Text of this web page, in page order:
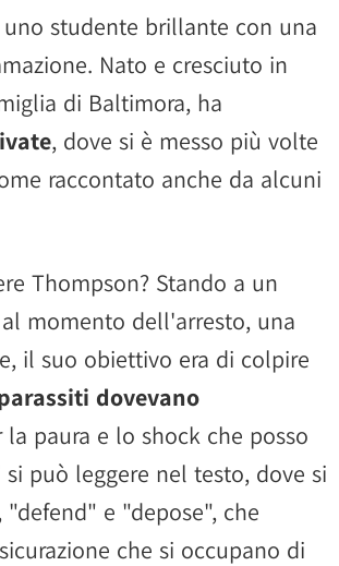
studente brillante con una
Nato e cresciuto in
di Baltimora, ha
, dove si è messo più volte
raccontato anche da alcuni
Thompson? Stando a un
momento dell'arresto, una
il suo obiettivo era di colpire
dovevano
la paura e lo shock che posso
può leggere nel testo, dove si
e "depose", che
che si occupano di